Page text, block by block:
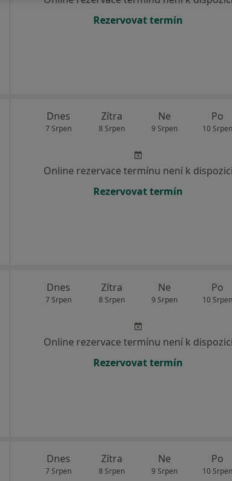
Rezervovat termín
Dnes
7 Srpen
Zítra
8 Srpen
Ne
9 Srpen
Po
10 Srpen
Online rezervace termínu není k dispozici
Rezervovat termín
Dnes
7 Srpen
Zítra
8 Srpen
Ne
9 Srpen
Po
10 Srpen
Online rezervace termínu není k dispozici
Rezervovat termín
Dnes
7 Srpen
Zítra
8 Srpen
Ne
9 Srpen
Po
10 Srpen